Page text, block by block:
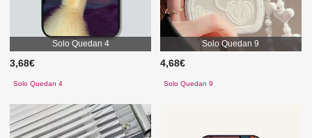
Solo Quedan 4
3,68€
Solo Quedan 4
Solo Quedan 9
4,68€
Solo Quedan 9